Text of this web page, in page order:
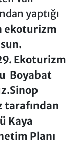
yaptığı
ekoturizm
Ekoturizm
Boyabat
tarafından
Kaya
Planı